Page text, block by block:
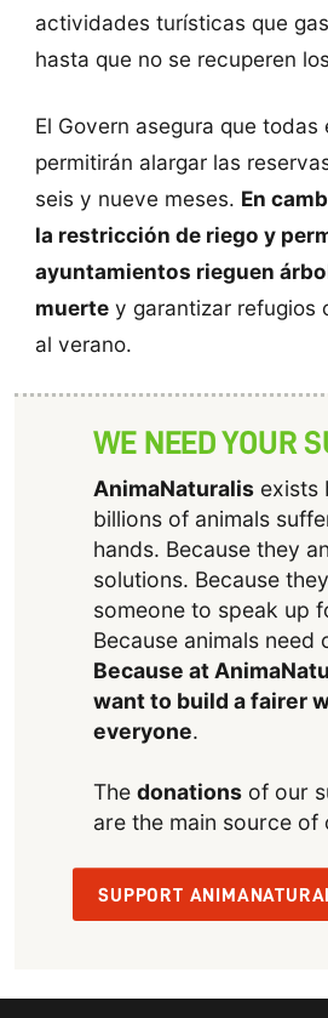
actividades turísticas que
hasta que no se recuperen
El Govern asegura que todas
permitirán alargar las
seis y nueve meses. En
la restricción de riego y
ayuntamientos rieguen
muertey garantizar refugios
al verano.
WE NEED YOUR
AnimaNaturalisexists
billions of animals
hands. Because they
solutions. Because
someone to speak up
Because animals need
Because at
want to build a fairer
everyone.
The donationsof our
are the main source of
SUPPORT